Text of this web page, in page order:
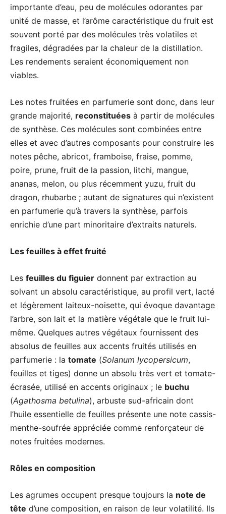
importante d’eau, peu de molécules odorantes par
unité de masse, et l’arôme caractéristique du fruit est
souvent porté par des molécules très volatiles et
fragiles, dégradées par la chaleur de la distillation.
Les rendements seraient économiquement non
viables.
Les notes fruitées en parfumerie sont donc, dans leur
grande majorité, reconstituées à partir de molécules
de synthèse. Ces molécules sont combinées entre
elles et avec d’autres composants pour construire les
notes pêche, abricot, framboise, fraise, pomme,
poire, prune, fruit de la passion, litchi, mangue,
ananas, melon, ou plus récemment yuzu, fruit du
dragon, rhubarbe ; autant de signatures qui n’existent
en parfumerie qu’à travers la synthèse, parfois
enrichie d’une part minoritaire d’extraits naturels.
Les feuilles à effet fruité
Les feuilles du figuier donnent par extraction au
solvant un absolu caractéristique, au profil vert, lacté
et légèrement laiteux-noisette, qui évoque davantage
l’arbre, son lait et la matière végétale que le fruit lui-
même. Quelques autres végétaux fournissent des
absolus de feuilles aux accents fruités utilisés en
parfumerie : la tomate (Solanum lycopersicum,
feuilles et tiges) donne un absolu très vert et tomate-
écrasée, utilisé en accents originaux ; le buchu
(Agathosma betulina), arbuste sud-africain dont
l’huile essentielle de feuilles présente une note cassis-
menthe-soufrée appréciée comme renforçateur de
notes fruitées modernes.
Rôles en composition
Les agrumes occupent presque toujours la note de
tête d’une composition, en raison de leur volatilité. Ils